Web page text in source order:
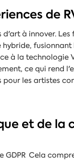
de
à innover.
à la technologie
ce qui rend
les artistes
et de la
GDPR Cela